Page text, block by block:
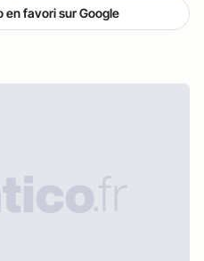
favori sur Google